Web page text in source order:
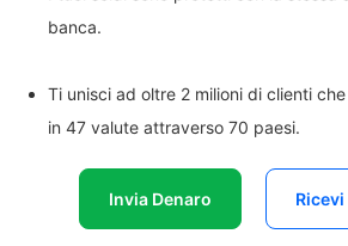
banca.
Ti unisci ad oltre 2 milioni di clienti
in 47 valute attraverso 70 paesi.
Invia Denaro